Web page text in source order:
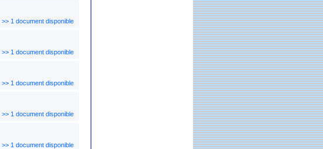
>> 1 document disponible
>> 1 document disponible
>> 1 document disponible
>> 1 document disponible
>> 1 document disponible